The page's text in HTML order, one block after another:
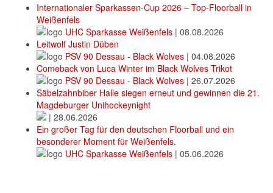
Internationaler Sparkassen-Cup 2026 – Top-Floorball in
Weißenfels
UHC Sparkasse Weißenfels | 08.08.2026
Leitwolf Justin Düben
PSV 90 Dessau - Black Wolves | 04.08.2026
Comeback von Luca Winter im Black Wolves Trikot
PSV 90 Dessau - Black Wolves | 26.07.2026
Säbelzahnbiber Halle siegen erneut und gewinnen die 21.
Magdeburger Unihockeynight
| 28.06.2026
Ein großer Tag für den deutschen Floorball und ein
besonderer Moment für Weißenfels.
UHC Sparkasse Weißenfels | 05.06.2026